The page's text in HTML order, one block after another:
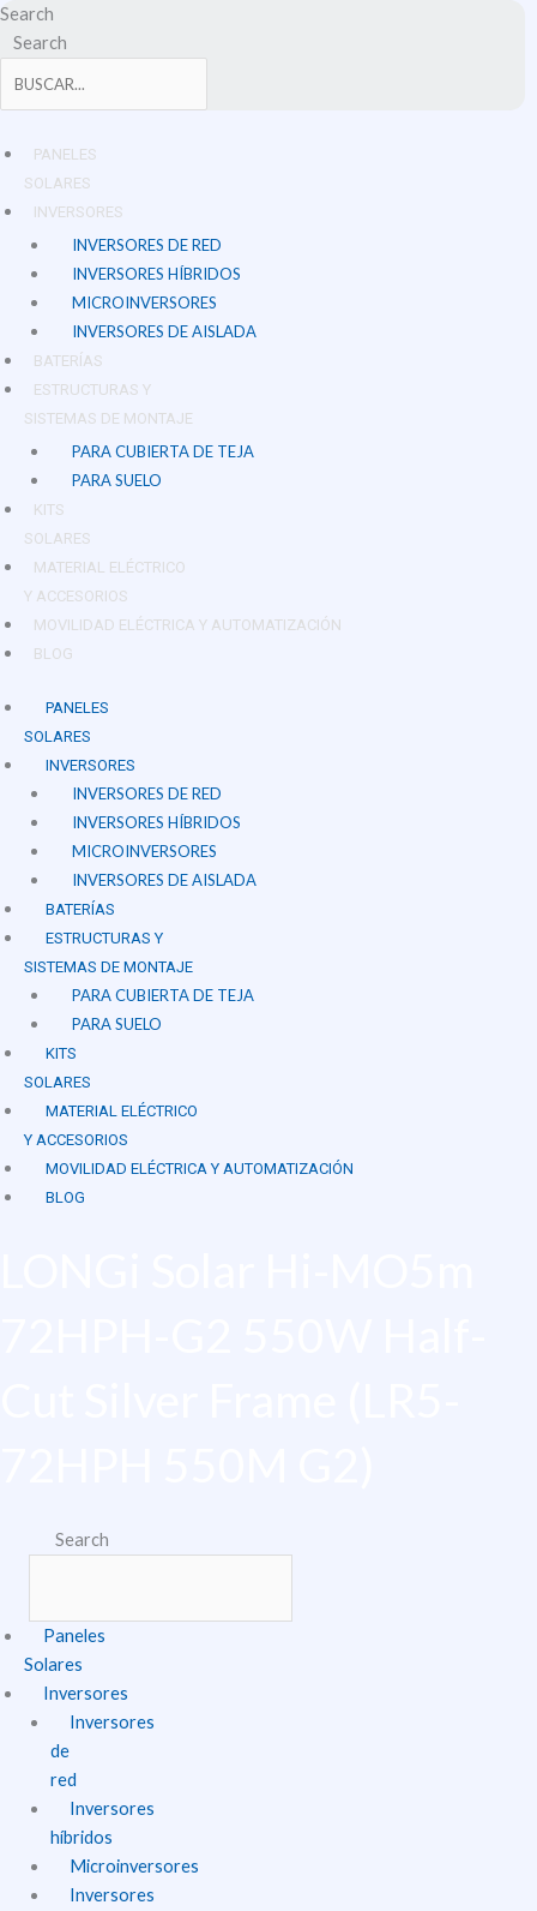
Ir
Search
Search
PANELES
SOLARES
INVERSORES
INVERSORES DE RED
INVERSORES HÍBRIDOS
MICROINVERSORES
INVERSORES DE AISLADA
BATERÍAS
ESTRUCTURAS Y
SISTEMAS DE MONTAJE
PARA CUBIERTA DE TEJA
PARA SUELO
KITS
SOLARES
MATERIAL ELÉCTRICO
Y ACCESORIOS
MOVILIDAD ELÉCTRICA Y AUTOMATIZACIÓN
BLOG
PANELES
SOLARES
INVERSORES
INVERSORES DE RED
INVERSORES HÍBRIDOS
MICROINVERSORES
INVERSORES DE AISLADA
BATERÍAS
ESTRUCTURAS Y
SISTEMAS DE MONTAJE
PARA CUBIERTA DE TEJA
PARA SUELO
KITS
SOLARES
MATERIAL ELÉCTRICO
Y ACCESORIOS
MOVILIDAD ELÉCTRICA Y AUTOMATIZACIÓN
BLOG
Search
Paneles
Solares
Inversores
Inversores
de
red
Inversores
híbridos
Microinversores
Inversores